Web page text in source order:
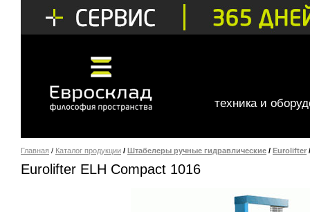
техника и
Главная / Каталог продукции / Штабелеры ручные гидравлические / Eurolifter
Eurolifter ELH Compact 1016